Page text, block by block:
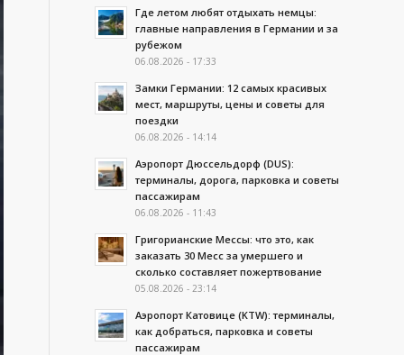
Где летом любят отдыхать немцы:
главные направления в Германии и за
рубежом
06.08.2026 - 17:33
Замки Германии: 12 самых красивых
мест, маршруты, цены и советы для
поездки
06.08.2026 - 14:14
Аэропорт Дюссельдорф (DUS):
терминалы, дорога, парковка и советы
пассажирам
06.08.2026 - 11:43
Григорианские Мессы: что это, как
заказать 30 Месс за умершего и
сколько составляет пожертвование
05.08.2026 - 23:14
Аэропорт Катовице (KTW): терминалы,
как добраться, парковка и советы
пассажирам